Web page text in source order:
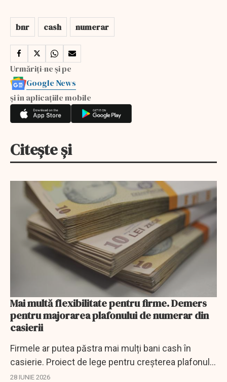
bnr cash numerar
Urmăriți-ne și pe
Google News
și în aplicațiile mobile
Citește și
Mai multă flexibilitate pentru firme. Demers
pentru majorarea plafonului de numerar din
casierii
Firmele ar putea păstra mai mulți bani cash în
casierie. Proiect de lege pentru creșterea plafonului
la 200.000 lei.
28 IUNIE 2026